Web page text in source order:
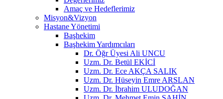
Amaç ve Hedeflerimiz
Misyon&Vizyon
Hastane Yönetimi
Başhekim
Başhekim Yardımcıları
Dr. Öğr Üyesi Ali UNCU
Uzm. Dr. Betül EKİCİ
Uzm. Dr. Ece AKÇA SALIK
Uzm. Dr. Hüseyin Emre ARSLAN
Uzm. Dr. İbrahim ULUDOĞAN